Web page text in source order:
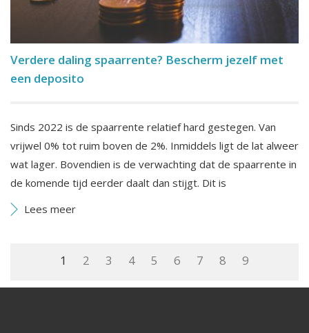
Verdere daling spaarrente? Bescherm jezelf met
een deposito
Sinds 2022 is de spaarrente relatief hard gestegen. Van
vrijwel 0% tot ruim boven de 2%. Inmiddels ligt de lat alweer
wat lager. Bovendien is de verwachting dat de spaarrente in
de komende tijd eerder daalt dan stijgt. Dit is
Lees meer
1 2 3 4 5 6 7 8 9